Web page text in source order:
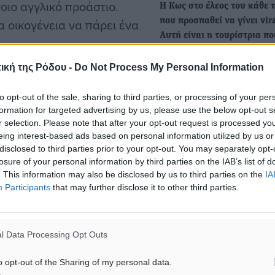
της Ρόδου - Do Not Process My Personal Information
opt-out of the sale, sharing to third parties, or processing of your
for targeted advertising by us, please use the below opt-out
selection. Please note that after your opt-out request is processed
interest-based ads based on personal information utilized by us
to third parties prior to your opt-out. You may separately
of your personal information by third parties on the IAB’s list of
This information may also be disclosed by us to third parties on the
Participants that may further disclose it to other third parties.
Data Processing Opt Outs
opt-out of the Sharing of my personal data.
αγγλικό προάστιο.
να πάρει ένα
Η Κως στο έλεος του κάθε
που προσπαθεί να γίνει
Αυτή είναι η τουρίστρια
Οργή προκαλεί η ευκολία
μέσα από…
Φρίκη στην Κω:
μπάνιο και έπιασε…
μέλος – Τι κατέγραψε η
Μια φρικιαστική υπόθεση
νεαρή τουρίστρια μπήκε